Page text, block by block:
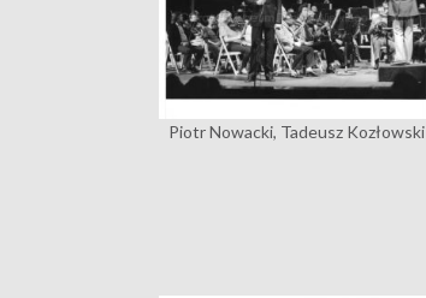
Piotr Nowacki, Tadeusz Kozłowski